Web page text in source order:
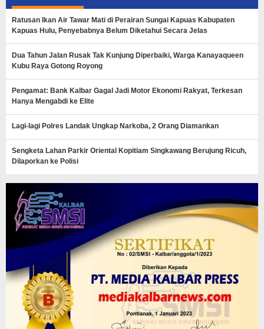
Ratusan Ikan Air Tawar Mati di Perairan Sungai Kapuas Kabupaten
Kapuas Hulu, Penyebabnya Belum Diketahui Secara Jelas
Dua Tahun Jalan Rusak Tak Kunjung Diperbaiki, Warga Kanayaqueen
Kubu Raya Gotong Royong
Pengamat: Bank Kalbar Gagal Jadi Motor Ekonomi Rakyat, Terkesan
Hanya Mengabdi ke Elite
Lagi-lagi Polres Landak Ungkap Narkoba, 2 Orang Diamankan
Sengketa Lahan Parkir Oriental Kopitiam Singkawang Berujung Ricuh,
Dilaporkan ke Polisi